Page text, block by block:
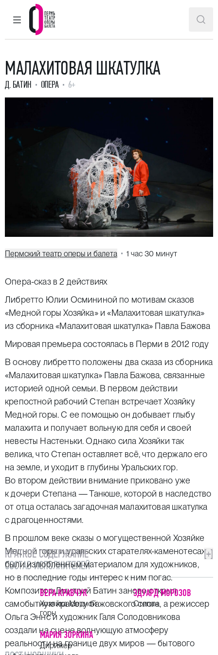
ГЛАВНОЕ МЕНЮ
Пермский театр оперы и балета
МАЛАХИТОВАЯ ШКАТУЛКА
Д. БАТИН ОПЕРА 6+
Пермский театр оперы и балета 1 час 30 минут
Опера-сказ в 2 действиях
Либретто Юлии Осмининой по мотивам сказов
«Медной горы Хозяйка» и «Малахитовая шкатулка»
из сборника «Малахитовая шкатулка» Павла Бажова
Мировая премьера состоялась в Перми в 2012 году
В основу либретто положены два сказа из сборника
«Малахитовая шкатулка» Павла Бажова, связанные
историей одной семьи. В первом действии
крепостной рабочий Степан встречает Хозяйку
Медной горы. С ее помощью он добывает глыбу
малахита и получает вольную для себя и своей
невесты Настеньки. Однако сила Хозяйки так
велика, что Степан оставляет всё, что держало его
на земле, и уходит в глубины Уральских гор.
Во втором действии внимание приковано уже
к дочери Степана — Танюше, которой в наследство
от отца осталась загадочная малахитовая шкатулка
с драгоценностями.
В прошлом веке сказы о могущественной Хозяйке
Медной горы и уральских старателях-каменотесах
были излюбленным материалом для художников,
но в последние годы интерес к ним погас.
Композитор Дмитрий Батин заново открыл
самобытную красоту бажовского слога, а режиссер
Ольга Эннс и художник Галя Солодовникова
создали на сцене волнующую атмосферу
реальности на границе двух миров — бытового
КРАТКОЕ СОДЕРЖАНИЕ
[+]
СОСТАВ ИСПОЛНИТЕЛЕЙ
ВЕРА КРАВЧУК
Хозяйка Медной
горы
ЭДУАРД МОРОЗОВ
Степан
МАРИЯ ЗОРКИНА
Дирижер